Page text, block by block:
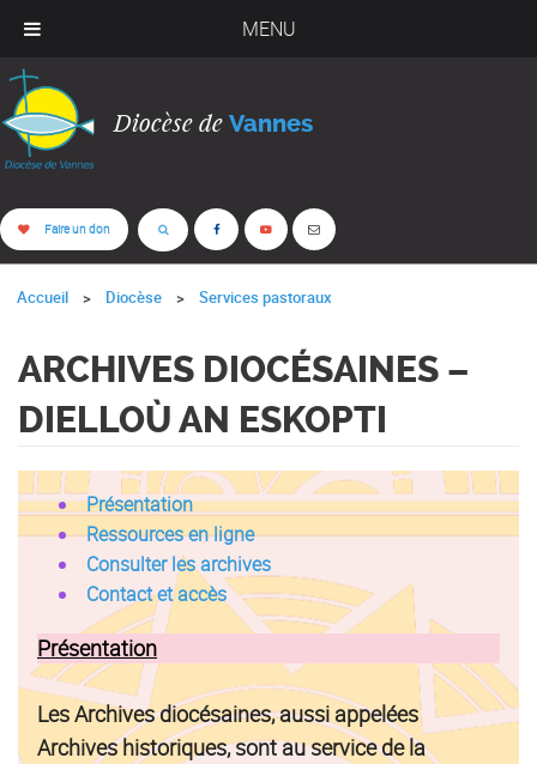
MENU
Diocèse de Vannes
Faire un don
Accueil Diocèse Services pastoraux
ARCHIVES DIOCÉSAINES –
DIELLOÙ AN ESKOPTI
Présentation
Ressources en ligne
Consulter les archives
Contactet accès
Présentation
Les Archives diocésaines, aussi appelées
Archives historiques, sont au service de la